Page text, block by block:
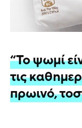
“Το ψωμί
τις
πρωινό,